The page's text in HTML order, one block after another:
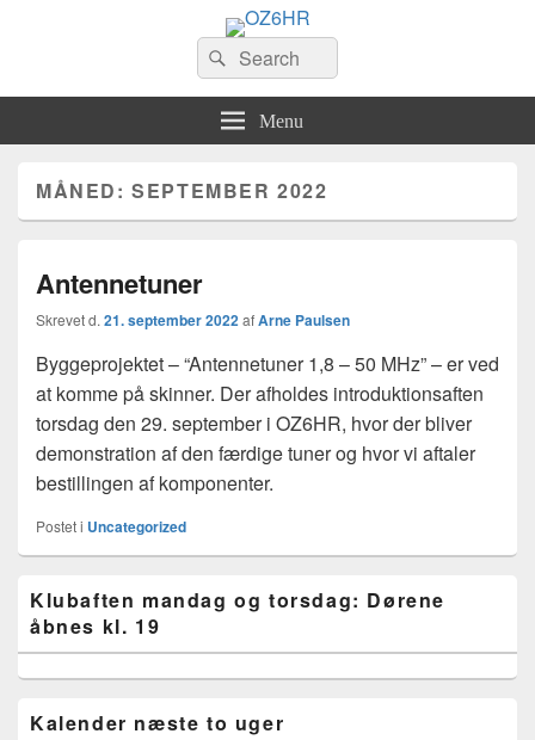
Search
for:
Søg
Menu
MÅNED:SEPTEMBER 2022
Antennetuner
Skrevet d. 21. september 2022afArne Paulsen
Byggeprojektet – “Antennetuner 1,8 – 50 MHz” – er ved
at komme på skinner. Der afholdes introduktionsaften
torsdag den 29. september i OZ6HR, hvor der bliver
demonstration af den færdige tuner og hvor vi aftaler
bestillingen af komponenter.
Postet i Uncategorized
Sidebar
Widget
Area
Klubaften mandag og torsdag: Dørene
åbnes kl. 19
Kalender næste to uger